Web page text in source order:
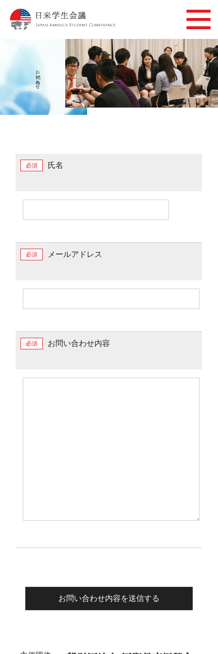
お問い合わせ
必須 氏名
必須 メールアドレス
必須 お問い合わせ内容